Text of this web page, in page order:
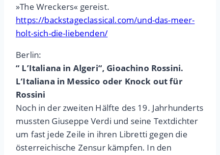
»The Wreckers« gereist.
https://backstageclassical.com/und-das-meer-
holt-sich-die-liebenden/
Berlin:
“ L’Italiana in Algeri“, Gioachino Rossini.
L‘Italiana in Messico oder Knock out für
Rossini
Noch in der zweiten Hälfte des 19. Jahrhunderts
mussten Giuseppe Verdi und seine Textdichter
um fast jede Zeile in ihren Libretti gegen die
österreichische Zensur kämpfen. In den